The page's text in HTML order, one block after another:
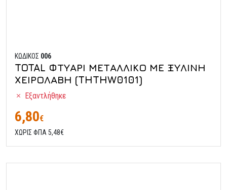
ΚΩΔΙΚΟΣ 006
TOTAL ΦΤΥΑΡΙ ΜΕΤΑΛΛΙΚΟ ΜΕ ΞΥΛΙΝΗ
ΧΕΙΡΟΛΑΒΗ (THTHW0101)
Εξαντλήθηκε
6,80€
ΧΩΡΙΣ ΦΠΑ 5,48€